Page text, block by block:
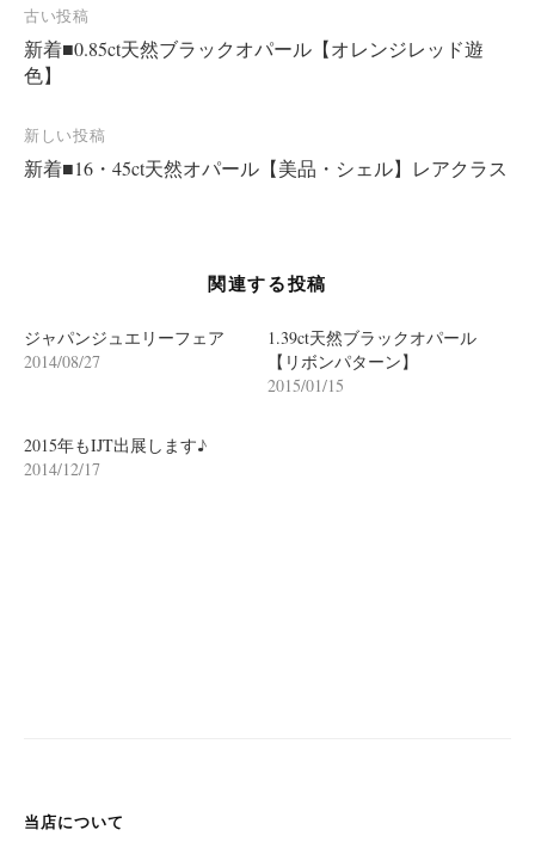
投
稿
ナ
ビ
ゲ
古い投稿
新着■0.85ct天然ブラックオパール【オレンジレッド遊
色】
新しい投稿
新着■16・45ct天然オパール【美品・シェル】レアクラス
関連する投稿
ジャパンジュエリーフェア
2014/08/27
1.39ct天然ブラックオパール
【リボンパターン】
2015/01/15
2015年もIJT出展します♪
2014/12/17
当店について